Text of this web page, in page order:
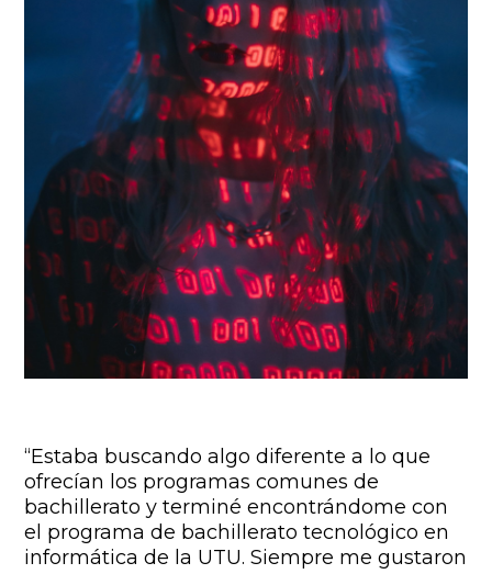
“Estaba buscando algo diferente a lo que
ofrecían los programas comunes de
bachillerato y terminé encontrándome con
el programa de bachillerato tecnológico en
informática de la UTU. Siempre me gustaron